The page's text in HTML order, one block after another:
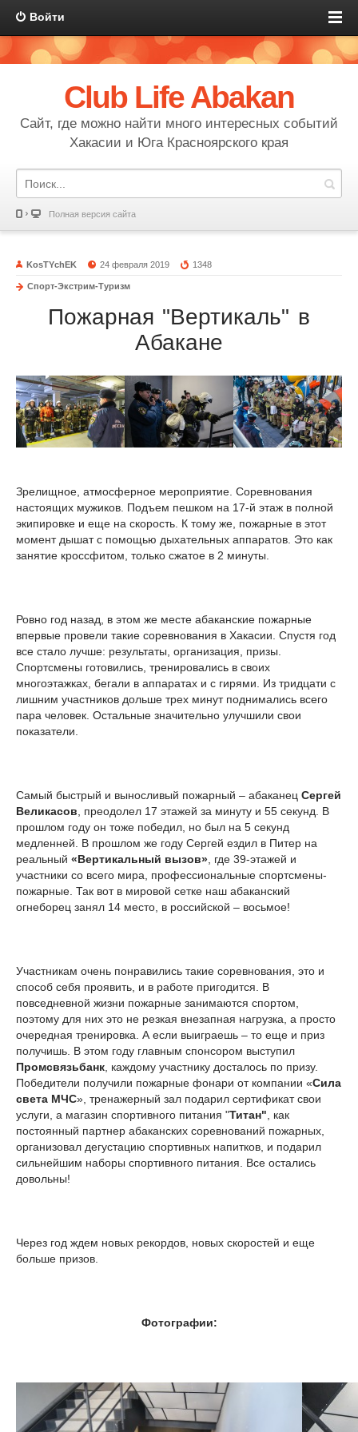
Войти
Club Life Abakan
Сайт, где можно найти много интересных событий
Хакасии и Юга Красноярского края
Полная версия сайта
KosTYchEK 24 февраля 2019 1348
Спорт-Экстрим-Туризм
Пожарная "Вертикаль" в
Абакане
Зрелищное, атмосферное мероприятие. Соревнования
настоящих мужиков. Подъем пешком на 17-й этаж в полной
экипировке и еще на скорость. К тому же, пожарные в этот
момент дышат с помощью дыхательных аппаратов. Это как
занятие кроссфитом, только сжатое в 2 минуты.
Ровно год назад, в этом же месте абаканские пожарные
впервые провели такие соревнования в Хакасии. Спустя год
все стало лучше: результаты, организация, призы.
Спортсмены готовились, тренировались в своих
многоэтажках, бегали в аппаратах и с гирями. Из тридцати с
лишним участников дольше трех минут поднимались всего
пара человек. Остальные значительно улучшили свои
показатели.
Самый быстрый и выносливый пожарный – абаканец Сергей
Великасов , преодолел 17 этажей за минуту и 55 секунд. В
прошлом году он тоже победил, но был на 5 секунд
медленней. В прошлом же году Сергей ездил в Питер на
реальный «Вертикальный вызов» , где 39-этажей и
участники со всего мира, профессиональные спортсмены-
пожарные. Так вот в мировой сетке наш абаканский
огнеборец занял 14 место, в российской – восьмое!
Участникам очень понравились такие соревнования, это и
способ себя проявить, и в работе пригодится. В
повседневной жизни пожарные занимаются спортом,
поэтому для них это не резкая внезапная нагрузка, а просто
очередная тренировка. А если выиграешь – то еще и приз
получишь. В этом году главным спонсором выступил
Промсвязьбанк , каждому участнику досталось по призу.
Победители получили пожарные фонари от компании «Сила
света МЧС», тренажерный зал подарил сертификат свои
услуги, а магазин спортивного питания "Титан" , как
постоянный партнер абаканских соревнований пожарных,
организовал дегустацию спортивных напитков, и подарил
сильнейшим наборы спортивного питания. Все остались
довольны!
Через год ждем новых рекордов, новых скоростей и еще
больше призов.
Фотографии: